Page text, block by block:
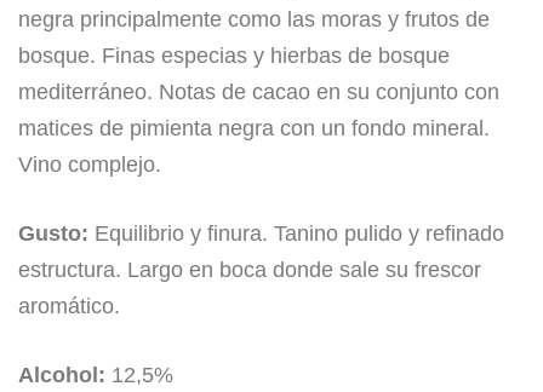
negra principalmente como las moras y frutos de
bosque. Finas especias y hierbas de bosque
mediterráneo. Notas de cacao en su conjunto con
matices de pimienta negra con un fondo mineral.
Vino complejo.
Gusto: Equilibrio y finura. Tanino pulido y refinado
estructura. Largo en boca donde sale su frescor
aromático.
Alcohol: 12,5%